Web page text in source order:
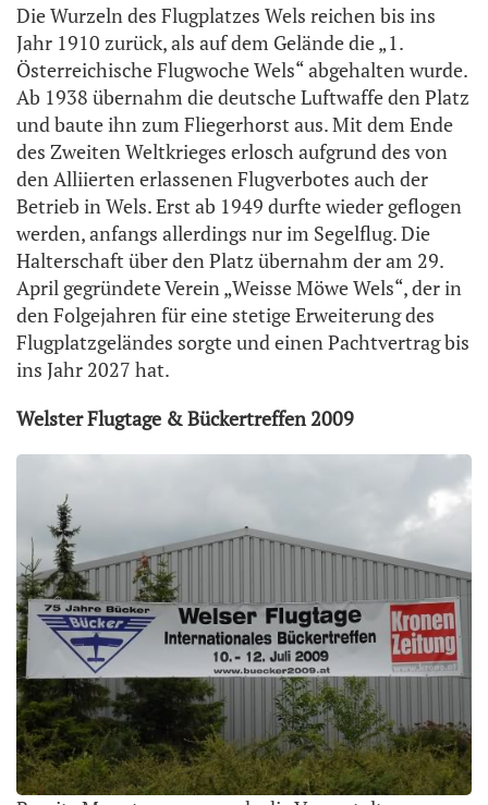
Die Wurzeln des Flugplatzes Wels reichen bis ins
Jahr 1910 zurück, als auf dem Gelände die „1.
Österreichische Flugwoche Wels“ abgehalten wurde.
Ab 1938 übernahm die deutsche Luftwaffe den Platz
und baute ihn zum Fliegerhorst aus. Mit dem Ende
des Zweiten Weltkrieges erlosch aufgrund des von
den Alliierten erlassenen Flugverbotes auch der
Betrieb in Wels. Erst ab 1949 durfte wieder geflogen
werden, anfangs allerdings nur im Segelflug. Die
Halterschaft über den Platz übernahm der am 29.
April gegründete Verein „Weisse Möwe Wels“, der in
den Folgejahren für eine stetige Erweiterung des
Flugplatzgeländes sorgte und einen Pachtvertrag bis
ins Jahr 2027 hat.
Welster Flugtage & Bückertreffen 2009